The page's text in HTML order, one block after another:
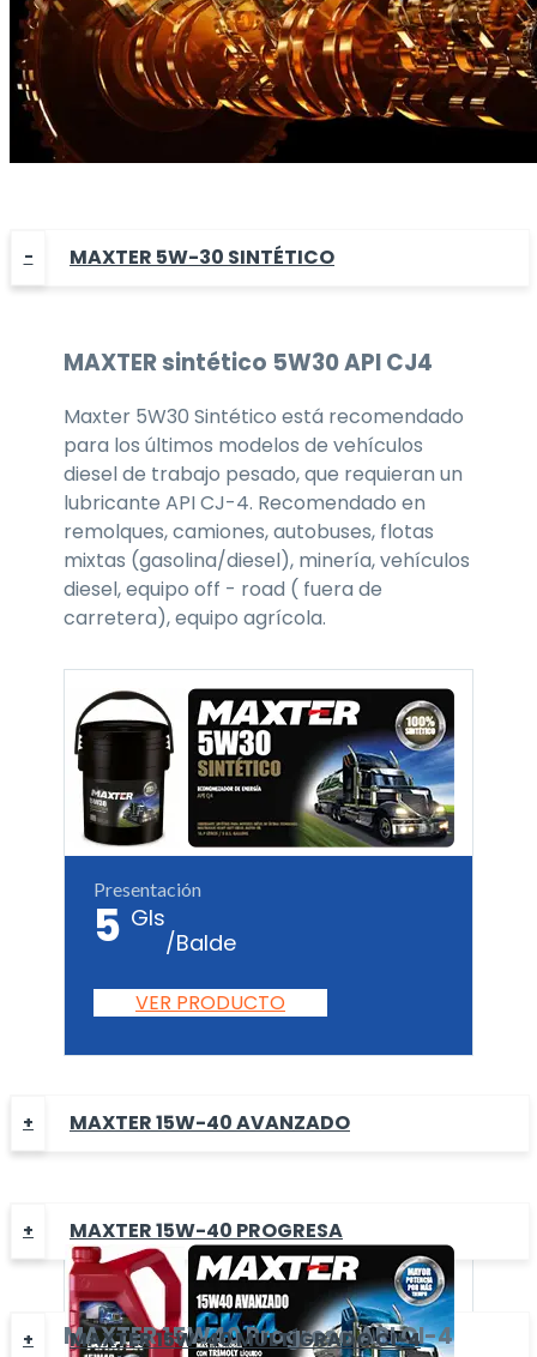
MAXTER 5W-30 SINTÉTICO
MAXTERsintético 5W30API CJ4
Maxter 5W30 Sintético está recomendado
para los últimos modelos de vehículos
diesel de trabajo pesado, que requieran un
lubricante API CJ-4. Recomendado en
remolques, camiones, autobuses, flotas
mixtas (gasolina/diesel), minería, vehículos
diesel, equipo off - road ( fuera de
carretera), equipo agrícola.
Presentación
5 Gls
/Balde
VER PRODUCTO
MAXTER 15W-40 AVANZADO
MAXTER 15W-40 PROGRESA
MAXTER15W40 ProgresaAPI CI-4
MAXTER 15W-40 MULTÍGRADO CI-4